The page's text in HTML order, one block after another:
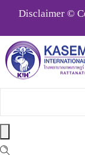
Disclaimer ©